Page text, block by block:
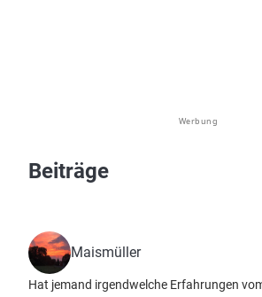
Werbung
Beiträge
Maismüller
Hat jemand irgendwelche Erfahrungen